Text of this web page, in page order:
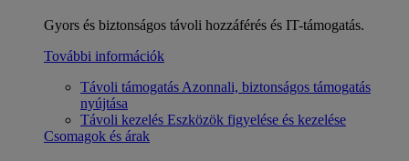
Gyors és biztonságos távoli hozzáférés és IT-támogatás.
További információk
Távoli támogatás Azonnali, biztonságos támogatás
nyújtása
Távoli kezelés Eszközök figyelése és kezelése
Csomagok és árak